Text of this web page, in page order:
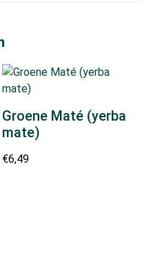
Groene Maté (yerba
mate)
€6,49